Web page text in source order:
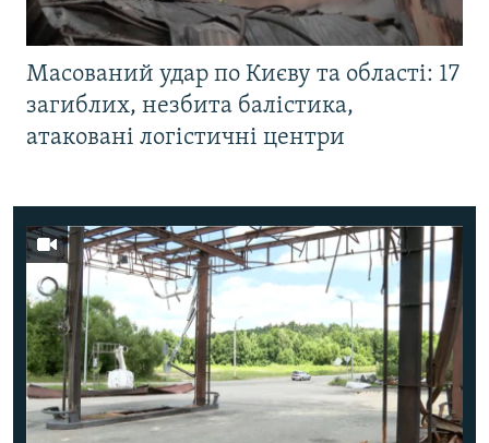
Масований удар по Києву та області: 17
загиблих, незбита балістика,
атаковані логістичні центри